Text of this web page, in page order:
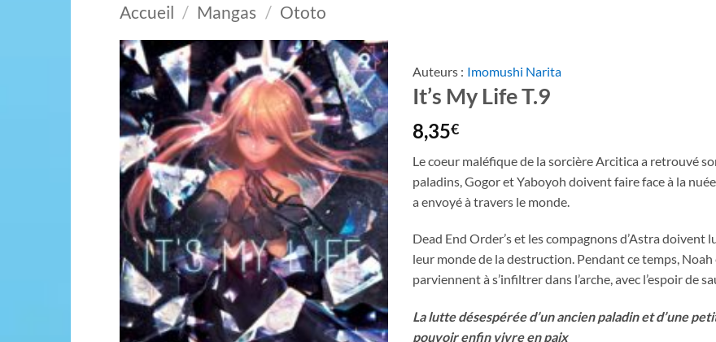
Accueil / Mangas / Ototo
Ajouter
à la
wishlist
Auteurs : Imomushi Narita
It’s My Life T.9
8,35€
Le coeur maléfique de la sorcière Arcitica a retrouvé
paladins, Gogor et Yaboyoh doivent faire face à la
a envoyé à travers le monde.
Dead End Order’s et les compagnons d’Astra
leur monde de la destruction. Pendant ce temps, Noah
parviennent à s’infiltrer dans l’arche, avec l’espoir de
La lutte désespérée d’un ancien paladin et d’une
pouvoir enfin vivre en paix